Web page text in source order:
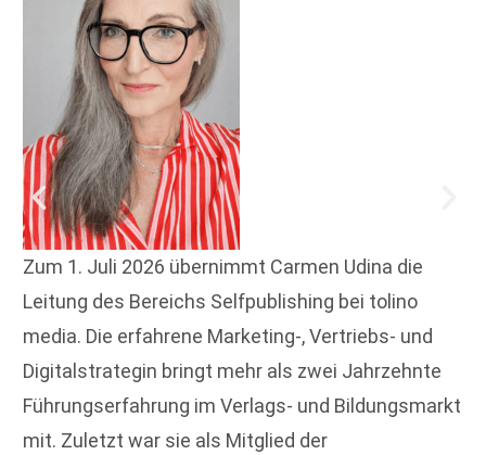
Zum 1. Juli 2026 übernimmt Carmen Udina die
Leitung des Bereichs Selfpublishing bei tolino
media. Die erfahrene Marketing-, Vertriebs- und
Digitalstrategin bringt mehr als zwei Jahrzehnte
Führungserfahrung im Verlags- und Bildungsmarkt
mit. Zuletzt war sie als Mitglied der